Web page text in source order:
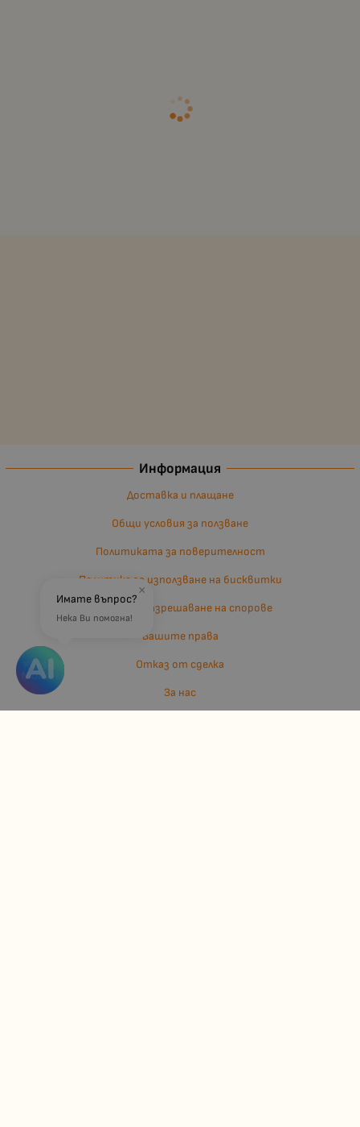
Информация
Доставка и плащане
Общи условия за ползване
Политиката за поверителност
Политика за използване на бисквитки
Въпроси и разрешаване на спорове
Вашите права
Отказ от сделка
За нас
×
Имате въпрос?
Нека Ви помогна!